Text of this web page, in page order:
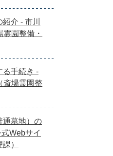
介 - 市川
園整備・
る手続き -
斎場霊園整
通墓地）の
Webサイ
）